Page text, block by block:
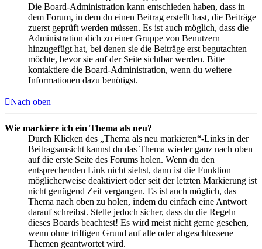
Die Board-Administration kann entschieden haben, dass in
dem Forum, in dem du einen Beitrag erstellt hast, die Beiträge
zuerst geprüft werden müssen. Es ist auch möglich, dass die
Administration dich zu einer Gruppe von Benutzern
hinzugefügt hat, bei denen sie die Beiträge erst begutachten
möchte, bevor sie auf der Seite sichtbar werden. Bitte
kontaktiere die Board-Administration, wenn du weitere
Informationen dazu benötigst.
Nach oben
Wie markiere ich ein Thema als neu?
Durch Klicken des „Thema als neu markieren“-Links in der
Beitragsansicht kannst du das Thema wieder ganz nach oben
auf die erste Seite des Forums holen. Wenn du den
entsprechenden Link nicht siehst, dann ist die Funktion
möglicherweise deaktiviert oder seit der letzten Markierung ist
nicht genügend Zeit vergangen. Es ist auch möglich, das
Thema nach oben zu holen, indem du einfach eine Antwort
darauf schreibst. Stelle jedoch sicher, dass du die Regeln
dieses Boards beachtest! Es wird meist nicht gerne gesehen,
wenn ohne triftigen Grund auf alte oder abgeschlossene
Themen geantwortet wird.